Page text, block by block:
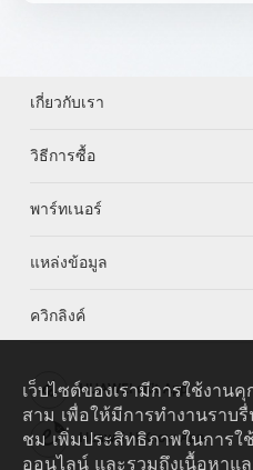
เกี่ยวกับเรา
วิธีการซื้อ
พาร์ทเนอร์
แหล่งข้อมูล
ควิกลิงค์
HUAWEI eKit App
Huawei HiKnow App
เว็บไซต์ของเรามีการใช้งา
สาม เพื่อให้มีการทำงานราบรื่
ชม เพิ่มประสิทธิภาพในการใ
ออนไลน์ และรวมถึงเนื้อหาแ